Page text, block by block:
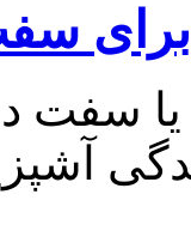
برای